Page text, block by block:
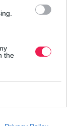
the